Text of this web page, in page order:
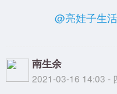
@亮娃子生
南生余
2021-03-16 14:03 -